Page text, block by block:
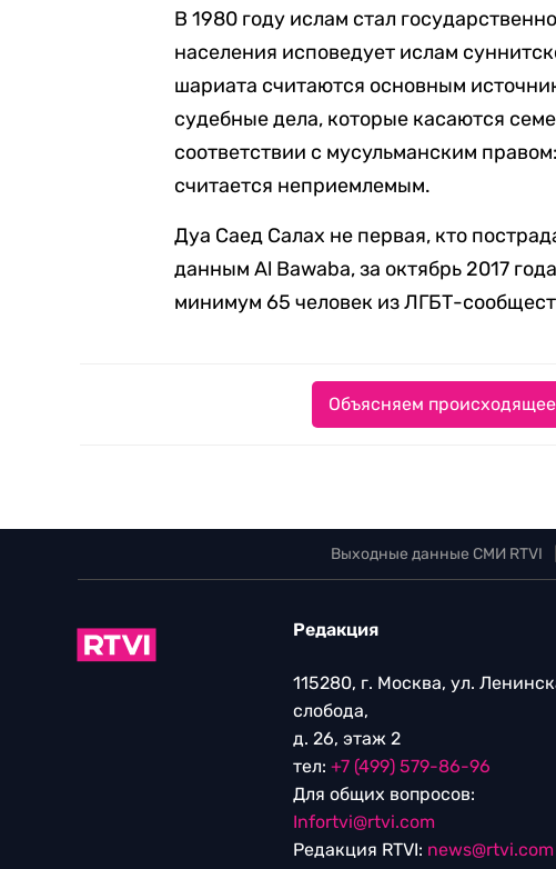
В 1980 году ислам стал
населения исповедует ислам
шариата считаются основным
судебные дела, которые касаются
соответствии с мусульманским
считается неприемлемым.
Дуа Саед Салах не первая, кто
данным Al Bawaba, за октябрь 2017
минимум 65 человек из ЛГБТ-
Объясняем
Выходные данные СМИ RTVI
Редакция
115280, г. Москва, ул.
слобода,
д. 26, этаж 2
тел: +7 (499) 579-86-96
Для общих вопросов:
Infortvi@rtvi.com
Редакция RTVI: news@rtvi.com